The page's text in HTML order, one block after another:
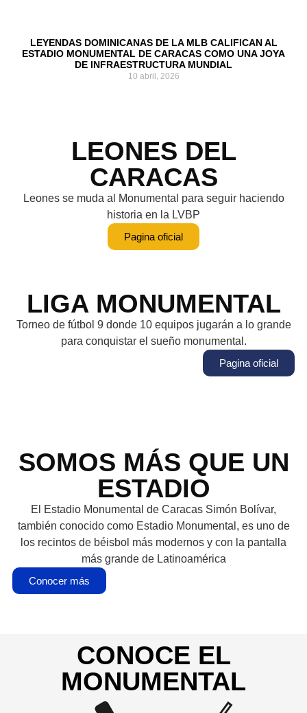
LEYENDAS DOMINICANAS DE LA MLB CALIFICAN AL
ESTADIO MONUMENTAL DE CARACAS COMO UNA JOYA
DE INFRAESTRUCTURA MUNDIAL
10 abril, 2026
LEONES DEL
CARACAS
Leones se muda al Monumental para seguir haciendo
historia en la LVBP
Pagina oficial
LIGA MONUMENTAL
Torneo de fútbol 9 donde 10 equipos jugarán a lo grande
para conquistar el sueño monumental.
Pagina oficial
SOMOS MÁS QUE UN
ESTADIO
El Estadio Monumental de Caracas Simón Bolívar,
también conocido como Estadio Monumental, es uno de
los recintos de béisbol más modernos y con la pantalla
más grande de Latinoamérica
Conocer más
CONOCE EL
MONUMENTAL